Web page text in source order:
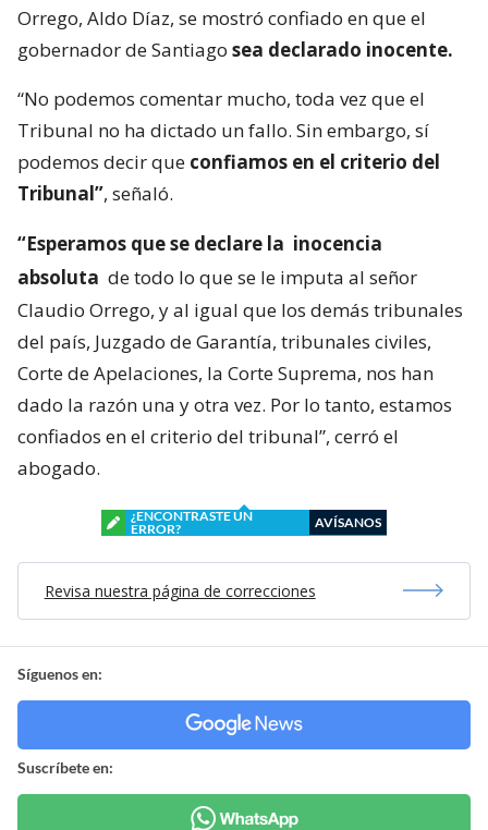
Orrego, Aldo Díaz, se mostró confiado en que el
gobernador de Santiago sea declarado inocente.
“No podemos comentar mucho, toda vez que el
Tribunal no ha dictado un fallo. Sin embargo, sí
podemos decir que confiamos en el criterio del
Tribunal”, señaló.
“Esperamos que se declare la inocencia
absoluta de todo lo que se le imputa al señor
Claudio Orrego, y al igual que los demás tribunales
del país, Juzgado de Garantía, tribunales civiles,
Corte de Apelaciones, la Corte Suprema, nos han
dado la razón una y otra vez. Por lo tanto, estamos
confiados en el criterio del tribunal”, cerró el
abogado.
¿ENCONTRASTE UN
ERROR?
AVÍSANOS
Revisa nuestra página de correcciones
Síguenos en:
Suscríbete en: